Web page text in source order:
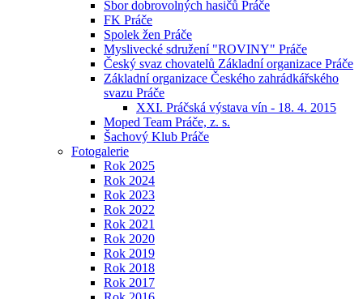
Sbor dobrovolných hasičů Práče
FK Práče
Spolek žen Práče
Myslivecké sdružení "ROVINY" Práče
Český svaz chovatelů Základní organizace Práče
Základní organizace Českého zahrádkářského
svazu Práče
XXI. Práčská výstava vín - 18. 4. 2015
Moped Team Práče, z. s.
Šachový Klub Práče
Fotogalerie
Rok 2025
Rok 2024
Rok 2023
Rok 2022
Rok 2021
Rok 2020
Rok 2019
Rok 2018
Rok 2017